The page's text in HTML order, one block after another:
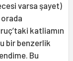
varsa şayet)
orada
katliamın
bir benzerlik
Bu